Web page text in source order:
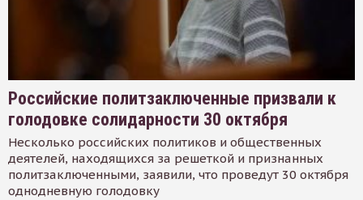
Российские политзаключенные призвали к
голодовке солидарности 30 октября
Несколько российских политиков и общественных
деятелей, находящихся за решеткой и признанных
политзаключенными, заявили, что проведут 30 октября
однодневную голодовку